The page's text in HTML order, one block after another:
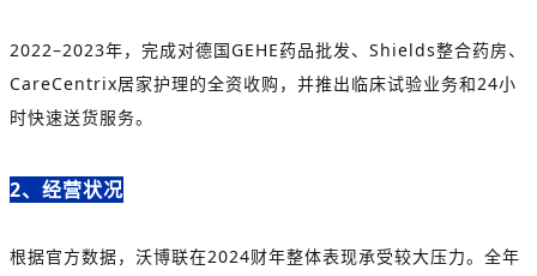
2022–2023年，完成对德国GEHE药品批发、Shields整合药房、
CareCentrix居家护理的全资收购，并推出临床试验业务和24小
时快速送货服务。
2、经营状况
根据官方数据，沃博联在2024财年整体表现承受较大压力。全年